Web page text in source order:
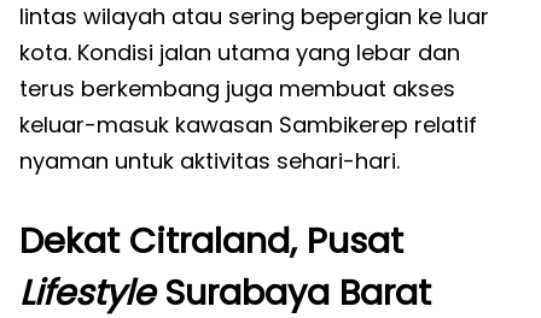
lintas wilayah atau sering bepergian ke luar
kota. Kondisi jalan utama yang lebar dan
terus berkembang juga membuat akses
keluar-masuk kawasan Sambikerep relatif
nyaman untuk aktivitas sehari-hari.
Dekat Citraland, Pusat
LifestyleSurabaya Barat